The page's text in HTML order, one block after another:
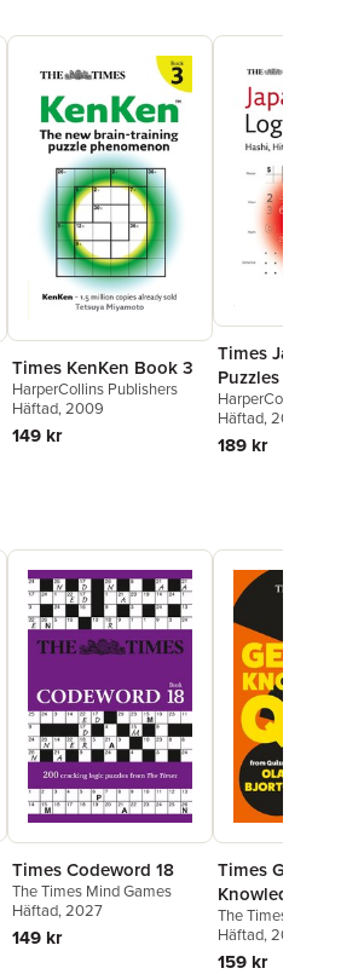
Times KenKen Book 3
HarperCollins Publishers
Häftad, 2009
149 kr
Times
Puzzles
HarperCollins
Häftad, 2006
189 kr
Times Codeword 18
The Times Mind Games
Häftad, 2027
149 kr
Times General
Knowledge
The Times Mind
Olav Bjortomt
Häftad, 2026
159 kr